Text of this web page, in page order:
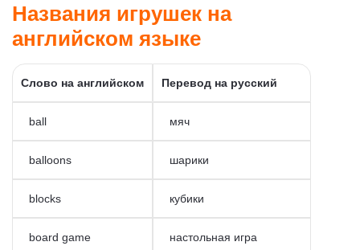
Названия игрушек на
английском языке
Слово на английском Перевод на русский
ball мяч
balloons шарики
blocks кубики
board game настольная игра